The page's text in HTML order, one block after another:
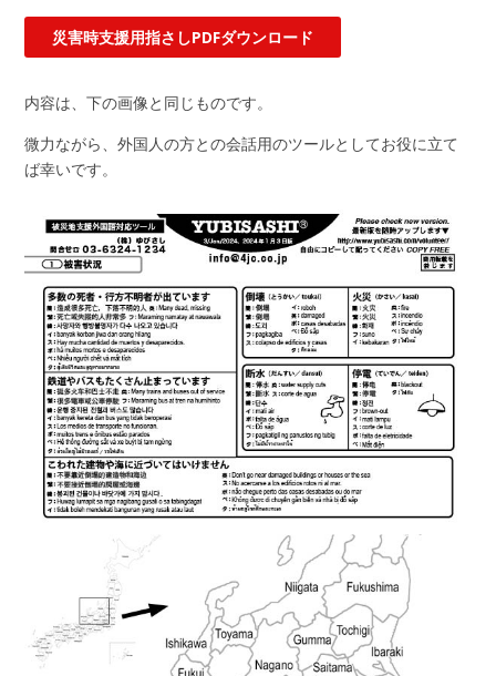
災害時支援用指さしPDFダウンロード
内容は、下の画像と同じものです。
微力ながら、外国人の方との会話用のツールとしてお役に立て
ば幸いです。